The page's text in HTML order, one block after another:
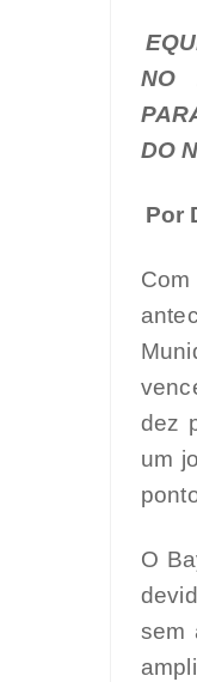
NO
DO
Por
dez
um
O
sem